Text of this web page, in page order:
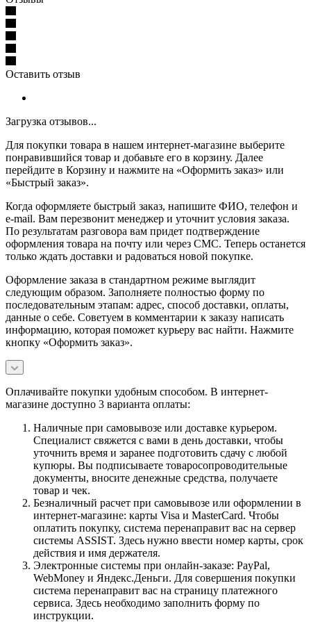
Оставить отзыв
Загрузка отзывов...
Для покупки товара в нашем интернет-магазине выберите
понравившийся товар и добавьте его в корзину. Далее
перейдите в Корзину и нажмите на «Оформить заказ» или
«Быстрый заказ».
Когда оформляете быстрый заказ, напишите ФИО, телефон и
e-mail. Вам перезвонит менеджер и уточнит условия заказа.
По результатам разговора вам придет подтверждение
оформления товара на почту или через СМС. Теперь останется
только ждать доставки и радоваться новой покупке.
Оформление заказа в стандартном режиме выглядит
следующим образом. Заполняете полностью форму по
последовательным этапам: адрес, способ доставки, оплаты,
данные о себе. Советуем в комментарии к заказу написать
информацию, которая поможет курьеру вас найти. Нажмите
кнопку «Оформить заказ».
Оплачивайте покупки удобным способом. В интернет-
магазине доступно 3 варианта оплаты:
Наличные при самовывозе или доставке курьером.
Специалист свяжется с вами в день доставки, чтобы
уточнить время и заранее подготовить сдачу с любой
купюры. Вы подписываете товаросопроводительные
документы, вносите денежные средства, получаете
товар и чек.
Безналичный расчет при самовывозе или оформлении в
интернет-магазине: карты Visa и MasterCard. Чтобы
оплатить покупку, система перенаправит вас на сервер
системы ASSIST. Здесь нужно ввести номер карты, срок
действия и имя держателя.
Электронные системы при онлайн-заказе: PayPal,
WebMoney и Яндекс.Деньги. Для совершения покупки
система перенаправит вас на страницу платежного
сервиса. Здесь необходимо заполнить форму по
инструкции.